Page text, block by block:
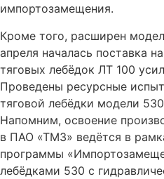
импортозамещения.
Кроме того, расширен
апреля началась поставка
тяговых лебёдок ЛТ 100
Проведены ресурсные
тяговой лебёдки модели
Напомним, освоение
в ПАО «ТМЗ» ведётся в
программы
лебёдками 530 с